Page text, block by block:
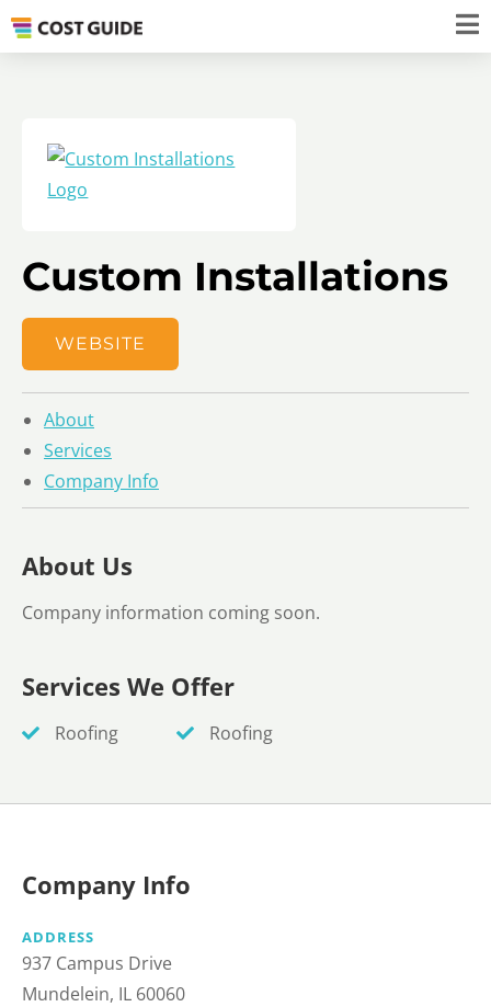
Custom Installations
WEBSITE
About
Services
Company Info
About Us
Company information coming soon.
Services We Offer
Roofing Roofing
Company Info
ADDRESS
937 Campus Drive
Mundelein, IL 60060